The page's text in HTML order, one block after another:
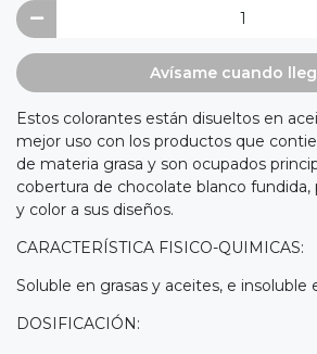
Avísame cuando
Estos colorantes están disueltos en
mejor uso con los productos que
de materia grasa y son ocupados
cobertura de chocolate blanco fundida,
y color a sus diseños.
CARACTERÍSTICA FISICO-QUIMICAS:
Soluble en grasas y aceites, e insoluble
DOSIFICACIÓN: